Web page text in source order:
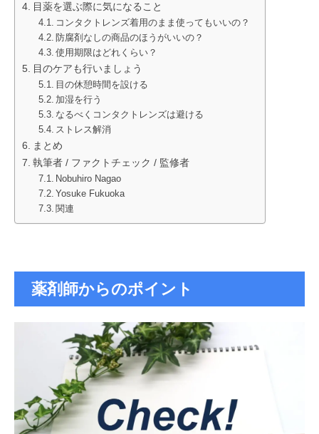
目薬を選ぶ際に気になること
コンタクトレンズ着用のまま使ってもいいの？
防腐剤なしの商品のほうがいいの？
使用期限はどれくらい？
目のケアも行いましょう
目の休憩時間を設ける
加湿を行う
なるべくコンタクトレンズは避ける
ストレス解消
まとめ
執筆者 / ファクトチェック / 監修者
Nobuhiro Nagao
Yosuke Fukuoka
関連
薬剤師からのポイント